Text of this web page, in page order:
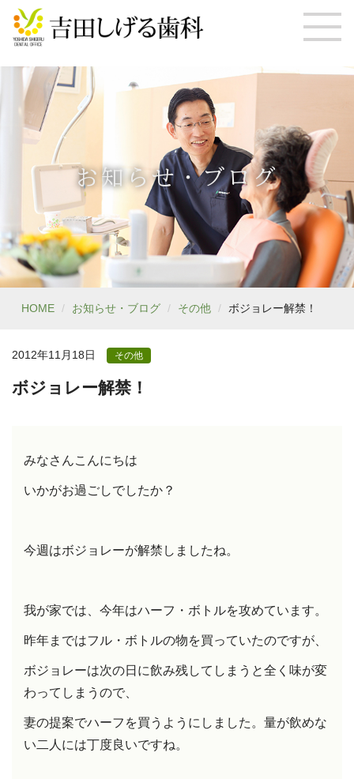
お知らせ・ブログ
HOME お知らせ・ブログ その他 ボジョレー解禁！
2012年11月18日 その他
ボジョレー解禁！
みなさんこんにちは
いかがお過ごしでしたか？
今週はボジョレーが解禁しましたね。
我が家では、今年はハーフ・ボトルを攻めています。
昨年まではフル・ボトルの物を買っていたのですが、
ボジョレーは次の日に飲み残してしまうと全く味が変
わってしまうので、
妻の提案でハーフを買うようにしました。量が飲めな
い二人には丁度良いですね。